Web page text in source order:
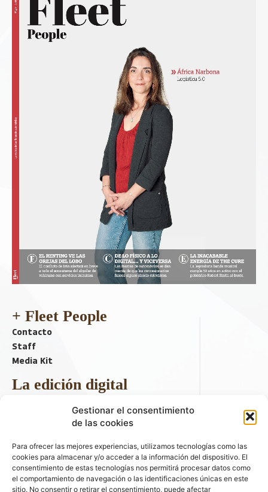
Gestionar el consentimiento
de las cookies
Para ofrecer las mejores experiencias, utilizamos tecnologías como las
cookies para almacenar y/o acceder a la información del dispositivo. El
consentimiento de estas tecnologías nos permitirá procesar datos como
el comportamiento de navegación o las identificaciones únicas en este
sitio. No consentir o retirar el consentimiento, puede afectar
+ Fleet People
Contacto
Staff
Media Kit
La edición digital
Descargar último ejemplar
ir a hemeroteca
+ Contenido en redes sociales